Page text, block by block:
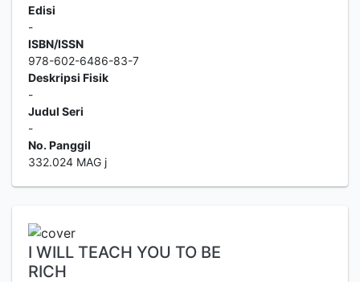
Edisi
-
ISBN/ISSN
978-602-6486-83-7
Deskripsi Fisik
-
Judul Seri
-
No. Panggil
332.024 MAG j
I WILL TEACH YOU TO BE
RICH